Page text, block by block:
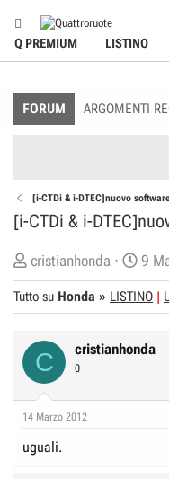
Q PREMIUM LISTINO
FORUM ARGOMENTI
[i-CTDi & i-DTEC]nuovo
[i-CTDi & i-
C
r
e
t
o
e
i
cristianhonda
D
a
t
d
9
Tutto su Honda » LISTINO
C cristianhonda
0
14 Marzo 2012
uguali.